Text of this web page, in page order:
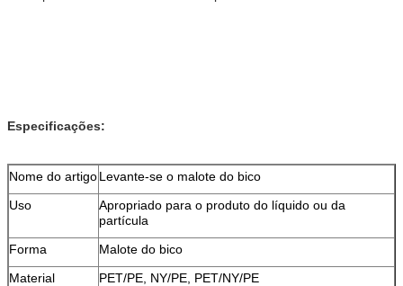
Especificações:
Nome do artigoLevante-se o malote do bico
Uso
Apropriado para o produto do líquido ou da
partícula
Forma
Malote do bico
Material
PET/PE, NY/PE, PET/NY/PE